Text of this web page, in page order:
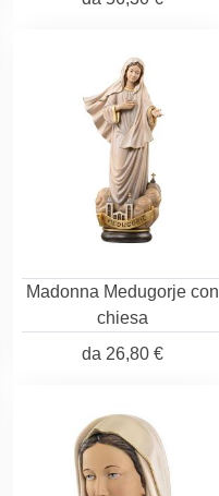
Madonna Medugorje con
chiesa
da 26,80 €